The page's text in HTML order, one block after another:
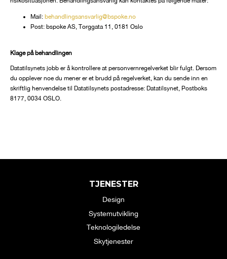
Mail: behandlingsansvarlig@bspoke.no
Post: bspoke AS, Torggata 11, 0181 Oslo
Klage på behandlingen
Datatilsynets jobb er å kontrollere at personvernregelverket blir fulgt. Dersom
du opplever noe du mener er et brudd på regelverket, kan du sende inn en
skriftlig henvendelse til Datatilsynets postadresse: Datatilsynet, Postboks
8177, 0034 OSLO.
TJENESTER
Design
Systemutvikling
Teknologiledelse
Skytjenester